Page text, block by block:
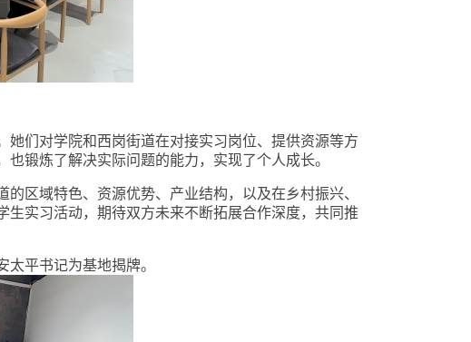
她们对学院和西岗街道在对接实习岗位、提供资源等方
也锻炼了解决实际问题的能力，实现了个人成长。
区域特色、资源优势、产业结构，以及在乡村振兴、
实习活动，期待双方未来不断拓展合作深度，共同推
太平书记为基地揭牌。